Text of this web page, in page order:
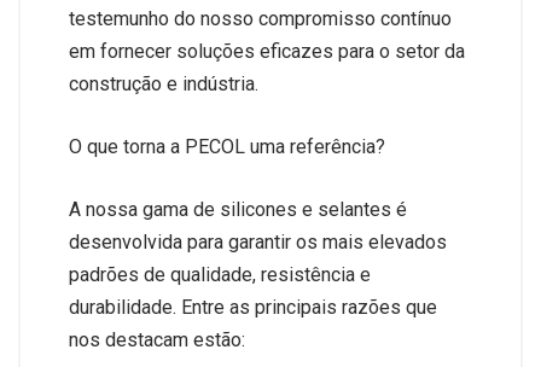
testemunho do nosso compromisso contínuo
em fornecer soluções eficazes para o setor da
construção e indústria.
O que torna a PECOL uma referência?
A nossa gama de silicones e selantes é
desenvolvida para garantir os mais elevados
padrões de qualidade, resistência e
durabilidade. Entre as principais razões que
nos destacam estão: